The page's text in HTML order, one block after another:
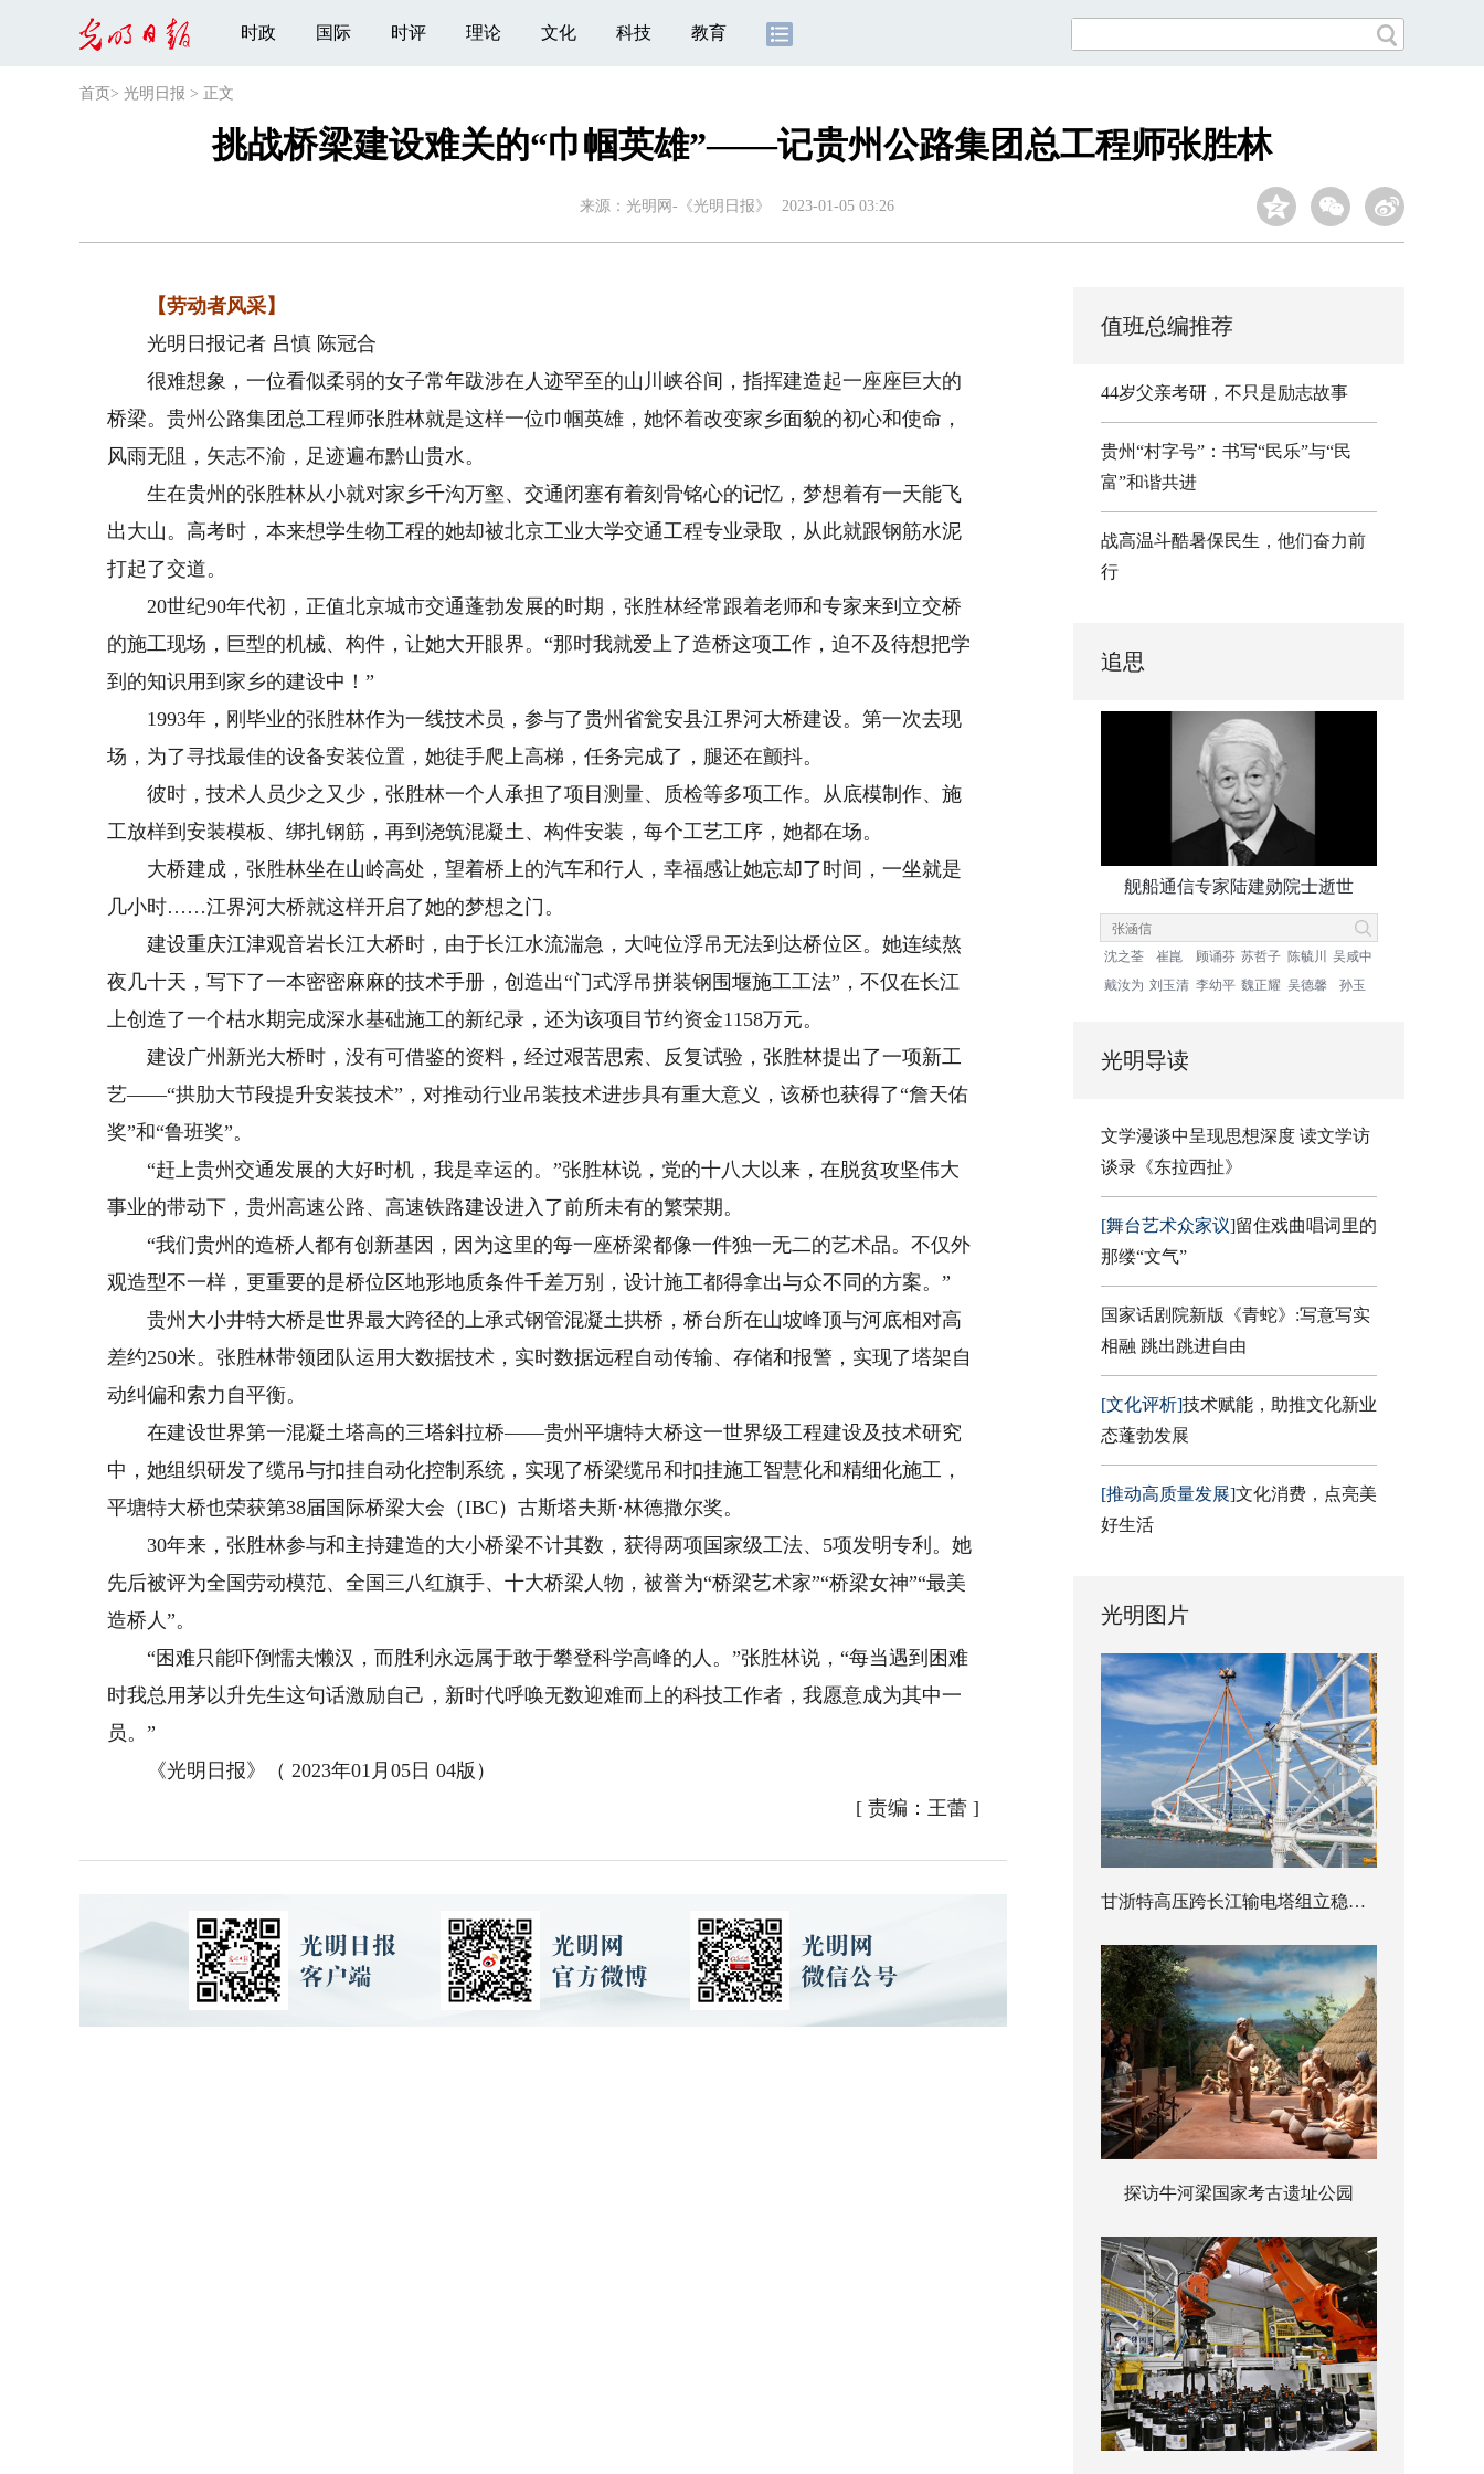
时政 国际 时评 理论 文化 科技 教育
首页 > 光明日报 > 正文
挑战桥梁建设难关的“巾帼英雄”——记贵州公路集团总工程师张胜林
来源： 光明网-《光明日报》 2023-01-05 03:26
【劳动者风采】
光明日报记者 吕慎 陈冠合
很难想象，一位看似柔弱的女子常年跋涉在人迹罕至的山川峡谷间，指挥建造起一座座巨大的
桥梁。贵州公路集团总工程师张胜林就是这样一位巾帼英雄，她怀着改变家乡面貌的初心和使命，
风雨无阻，矢志不渝，足迹遍布黔山贵水。
生在贵州的张胜林从小就对家乡千沟万壑、交通闭塞有着刻骨铭心的记忆，梦想着有一天能飞
出大山。高考时，本来想学生物工程的她却被北京工业大学交通工程专业录取，从此就跟钢筋水泥
打起了交道。
20世纪90年代初，正值北京城市交通蓬勃发展的时期，张胜林经常跟着老师和专家来到立交桥
的施工现场，巨型的机械、构件，让她大开眼界。“那时我就爱上了造桥这项工作，迫不及待想把学
到的知识用到家乡的建设中！”
1993年，刚毕业的张胜林作为一线技术员，参与了贵州省瓮安县江界河大桥建设。第一次去现
场，为了寻找最佳的设备安装位置，她徒手爬上高梯，任务完成了，腿还在颤抖。
彼时，技术人员少之又少，张胜林一个人承担了项目测量、质检等多项工作。从底模制作、施
工放样到安装模板、绑扎钢筋，再到浇筑混凝土、构件安装，每个工艺工序，她都在场。
大桥建成，张胜林坐在山岭高处，望着桥上的汽车和行人，幸福感让她忘却了时间，一坐就是
几小时……江界河大桥就这样开启了她的梦想之门。
建设重庆江津观音岩长江大桥时，由于长江水流湍急，大吨位浮吊无法到达桥位区。她连续熬
夜几十天，写下了一本密密麻麻的技术手册，创造出“门式浮吊拼装钢围堰施工工法”，不仅在长江
上创造了一个枯水期完成深水基础施工的新纪录，还为该项目节约资金1158万元。
建设广州新光大桥时，没有可借鉴的资料，经过艰苦思索、反复试验，张胜林提出了一项新工
艺——“拱肋大节段提升安装技术”，对推动行业吊装技术进步具有重大意义，该桥也获得了“詹天佑
奖”和“鲁班奖”。
“赶上贵州交通发展的大好时机，我是幸运的。”张胜林说，党的十八大以来，在脱贫攻坚伟大
事业的带动下，贵州高速公路、高速铁路建设进入了前所未有的繁荣期。
“我们贵州的造桥人都有创新基因，因为这里的每一座桥梁都像一件独一无二的艺术品。不仅外
观造型不一样，更重要的是桥位区地形地质条件千差万别，设计施工都得拿出与众不同的方案。”
贵州大小井特大桥是世界最大跨径的上承式钢管混凝土拱桥，桥台所在山坡峰顶与河底相对高
差约250米。张胜林带领团队运用大数据技术，实时数据远程自动传输、存储和报警，实现了塔架自
动纠偏和索力自平衡。
在建设世界第一混凝土塔高的三塔斜拉桥——贵州平塘特大桥这一世界级工程建设及技术研究
中，她组织研发了缆吊与扣挂自动化控制系统，实现了桥梁缆吊和扣挂施工智慧化和精细化施工，
平塘特大桥也荣获第38届国际桥梁大会（IBC）古斯塔夫斯·林德撒尔奖。
30年来，张胜林参与和主持建造的大小桥梁不计其数，获得两项国家级工法、5项发明专利。她
先后被评为全国劳动模范、全国三八红旗手、十大桥梁人物，被誉为“桥梁艺术家”“桥梁女神”“最美
造桥人”。
“困难只能吓倒懦夫懒汉，而胜利永远属于敢于攀登科学高峰的人。”张胜林说，“每当遇到困难
时我总用茅以升先生这句话激励自己，新时代呼唤无数迎难而上的科技工作者，我愿意成为其中一
员。”
《光明日报》（ 2023年01月05日 04版）
[ 责编：王蕾]
值班总编推荐
44岁父亲考研，不只是励志故事
贵州“村字号”：书写“民乐”与“民
富”和谐共进
战高温斗酷暑保民生，他们奋力前
行
追思
舰船通信专家陆建勋院士逝世
沈之荃 崔崑 顾诵芬 苏哲子 陈毓川
吴咸中
戴汝为 刘玉清 李幼平 魏正耀 吴德馨 孙玉
光明导读
文学漫谈中呈现思想深度 读文学访
谈录《东拉西扯》
[舞台艺术众家议]留住戏曲唱词里的
那缕“文气”
国家话剧院新版《青蛇》:写意写实
相融 跳出跳进自由
[文化评析]技术赋能，助推文化新业
态蓬勃发展
[推动高质量发展]文化消费，点亮美
好生活
光明图片
甘浙特高压跨长江输电塔组立稳步推进
探访牛河梁国家考古遗址公园